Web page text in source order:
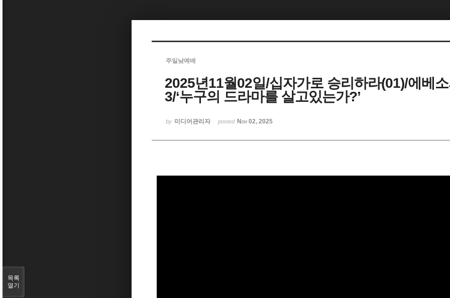
주일낮예배
2025년11월02일/십자가로 승리하라(01)/에베
3/‘누구의 드라마를 살고있는가?’
by 미디어관리자 posted Nov 02, 2025
목록
열기
Sketchbook5, 스케치북5
Sketchbook5, 스케치북5